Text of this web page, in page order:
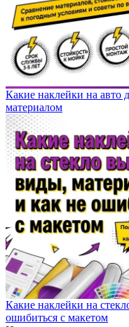
Какие наклейки на авто
материалом
Какие наклейки на
ошибиться с макетом